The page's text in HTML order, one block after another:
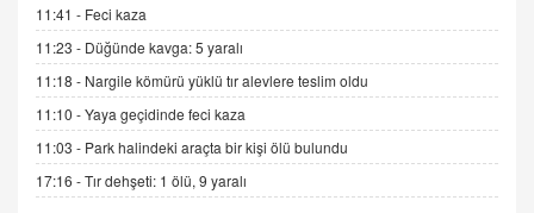
GÖNÜL MENEKŞE
Şifacının Yolu
04.11.2025 12:56
AV. RÜMEYSA ÖZKALE
Kira Uyuşmazlıklarında Dava Açmadan Önce
Arabulucuya Başvuru Şartı
11:41 - Feci kaza
11:23 - Düğünde kavga: 5 yaralı
11:18 - Nargile kömürü yüklü tır alevlere teslim oldu
11:10 -Yaya geçidinde feci kaza
11:03 - Park halindeki araçta bir kişi ölü bulundu
17:16 -Tır dehşeti: 1 ölü, 9 yaralı